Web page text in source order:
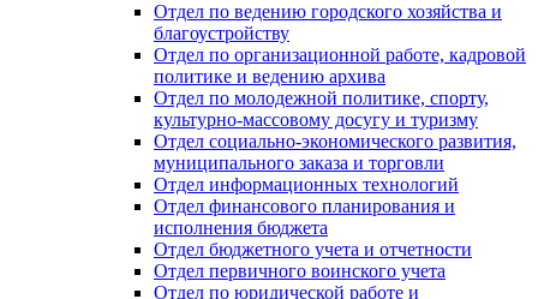
Отдел по ведению городского хозяйства и
благоустройству
Отдел по организационной работе, кадровой
политике и ведению архива
Отдел по молодежной политике, спорту,
культурно-массовому досугу и туризму
Отдел социально-экономического развития,
муниципального заказа и торговли
Отдел информационных технологий
Отдел финансового планирования и
исполнения бюджета
Отдел бюджетного учета и отчетности
Отдел первичного воинского учета
Отдел по юридической работе и